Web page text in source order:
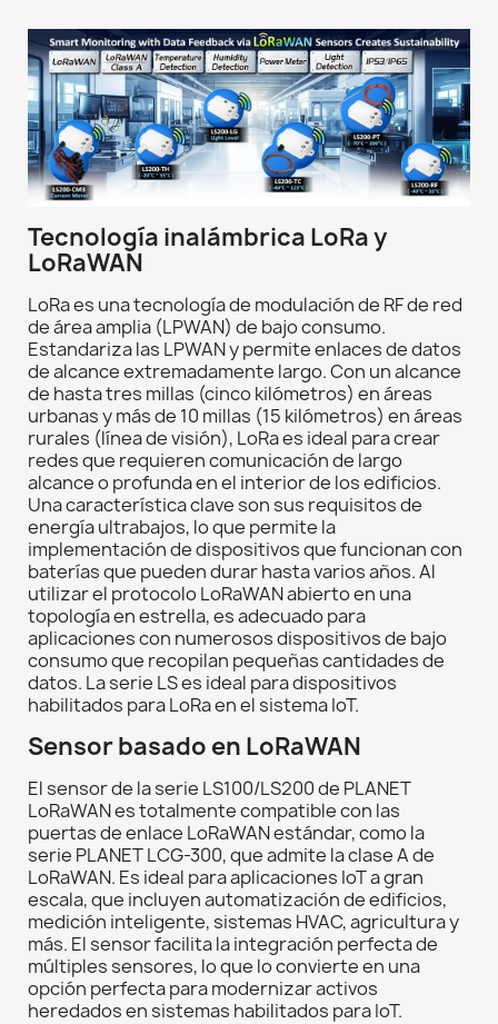
Tecnología inalámbrica LoRa y
LoRaWAN
LoRa es una tecnología de modulación de RF de red
de área amplia (LPWAN) de bajo consumo.
Estandariza las LPWAN y permite enlaces de datos
de alcance extremadamente largo. Con un alcance
de hasta tres millas (cinco kilómetros) en áreas
urbanas y más de 10 millas (15 kilómetros) en áreas
rurales (línea de visión), LoRa es ideal para crear
redes que requieren comunicación de largo
alcance o profunda en el interior de los edificios.
Una característica clave son sus requisitos de
energía ultrabajos, lo que permite la
implementación de dispositivos que funcionan con
baterías que pueden durar hasta varios años. Al
utilizar el protocolo LoRaWAN abierto en una
topología en estrella, es adecuado para
aplicaciones con numerosos dispositivos de bajo
consumo que recopilan pequeñas cantidades de
datos. La serie LS es ideal para dispositivos
habilitados para LoRa en el sistema IoT.
Sensor basado en LoRaWAN
El sensor de la serie LS100/LS200 de PLANET
LoRaWAN es totalmente compatible con las
puertas de enlace LoRaWAN estándar, como la
serie PLANET LCG-300, que admite la clase A de
LoRaWAN. Es ideal para aplicaciones IoT a gran
escala, que incluyen automatización de edificios,
medición inteligente, sistemas HVAC, agricultura y
más. El sensor facilita la integración perfecta de
múltiples sensores, lo que lo convierte en una
opción perfecta para modernizar activos
heredados en sistemas habilitados para IoT.